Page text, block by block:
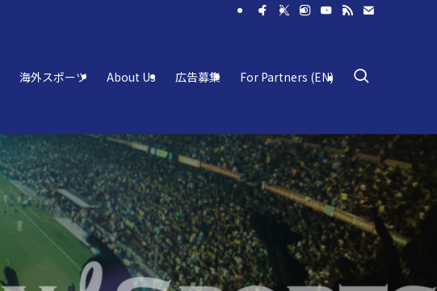
海外スポーツ About Us 広告募集 For Partners (EN)